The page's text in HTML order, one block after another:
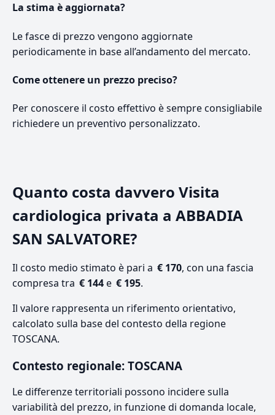
La stima è aggiornata?
Le fasce di prezzo vengono aggiornate
periodicamente in base all’andamento del mercato.
Come ottenere un prezzo preciso?
Per conoscere il costo effettivo è sempre consigliabile
richiedere un preventivo personalizzato.
Quanto costa davvero Visita
cardiologica privata a ABBADIA
SAN SALVATORE?
Il costo medio stimato è pari a € 170, con una fascia
compresa tra € 144e € 195.
Il valore rappresenta un riferimento orientativo,
calcolato sulla base del contesto della regione
TOSCANA.
Contesto regionale: TOSCANA
Le differenze territoriali possono incidere sulla
variabilità del prezzo, in funzione di domanda locale,